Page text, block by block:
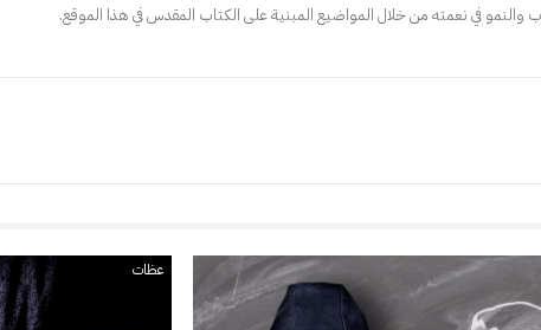
في نعمته من خلال المواضيع المبنية على الكتاب المقدس في هذا الموقع.
عظات